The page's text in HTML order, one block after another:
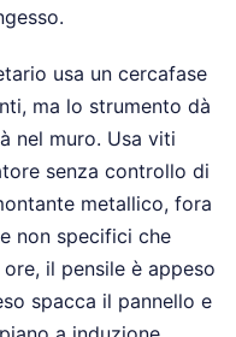
usa un cercafase
ma lo strumento dà
nel muro. Usa viti
senza controllo di
metallico, fora
non specifici che
il pensile è appeso
spacca il pannello e